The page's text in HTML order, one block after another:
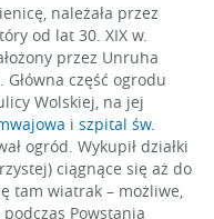
należała przez
od lat 30. XIX w.
przez Unruha
Główna część ogrodu
Wolskiej, na jej
i szpital św.
ogród. Wykupił działki
ciągnące się aż do
tam wiatrak – możliwe,
Powstania